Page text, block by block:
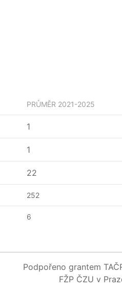
PRŮMĚR 2021-2025
252
6
1
1
22
Podpořeno grantem
FŽP ČZU v